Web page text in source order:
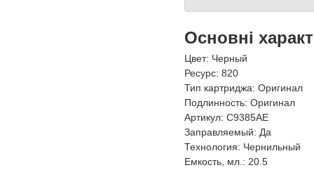
Основні
Цвет: Черный
Ресурс: 820
Тип картриджа: Оригинал
Подлинность: Оригинал
Артикул: C9385AE
Заправляемый: Да
Технология: Чернильный
Емкость, мл.: 20.5